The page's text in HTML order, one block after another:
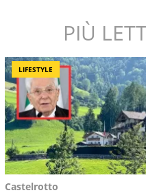
PIÙ
LIFESTYLE
Castelrotto